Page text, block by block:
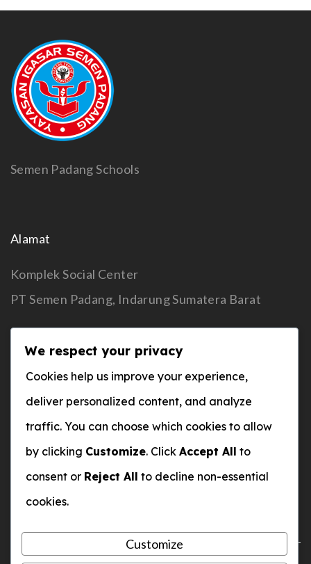
Semen Padang Schools
Alamat
Komplek Social Center
PT Semen Padang, Indarung Sumatera Barat
WhatsApp
Email
yisp@semenpadangschools.id
ICT Semen Padang Schools © Copyright 2025.
We respect your privacy
Cookies help us improve your experience,
deliver personalized content, and analyze
traffic. You can choose which cookies to allow
by clicking Customize. Click Accept All to
consent or Reject All to decline non-essential
cookies.
Customize